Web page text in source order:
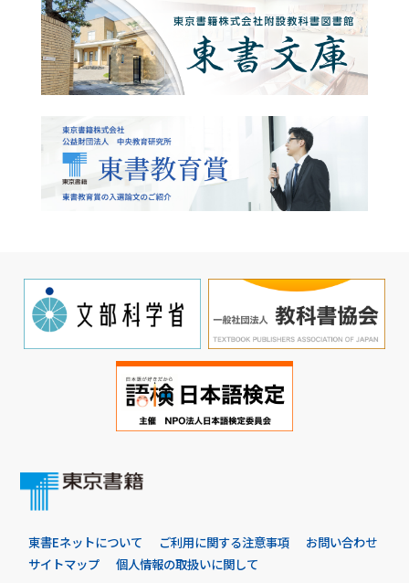
東書Eネットについて ご利用に関する注意事項
お問い合わせ
サイトマップ
個人情報の取扱いに関して